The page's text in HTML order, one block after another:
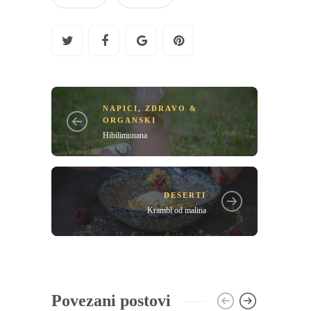
NAPICI,ZDRAVO &
ORGANSKI
Hibilimunana
DESERTI
Krambl od malina
Povezani postovi